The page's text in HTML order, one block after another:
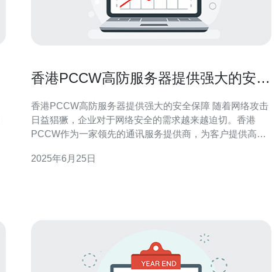
香港PCCW高防服务器提供强大的安全
香港PCCW高防服务器提供强大的安全保障 随着网络攻击
日益猖獗，企业对于网络安全的需求越来越迫切。香港
PCCW作为一家领先的通讯服务提供商，为客户提供高防
香港PCCW的高防服务器拥有强大的防御能力，能够有效
2025年6月25日